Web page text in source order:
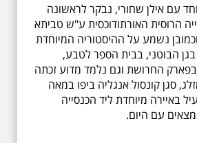
עם אילן שחורי, נבקר לראשונה
הרוסית האורתודוכסית ע"ש טביתא
נשמע על ההיסטוריה המיוחדת
הבוטני, בבית הספר לטבע,
החרושת וגם נלמד מדוע זכתה
סגן קונסול אנגליה ביפו במאה
באיירה מיוחדת ליד הכנסייה
עם היום.